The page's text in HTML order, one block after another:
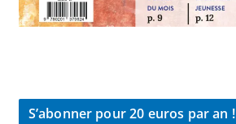
S’abonner pour 20 euros par an !